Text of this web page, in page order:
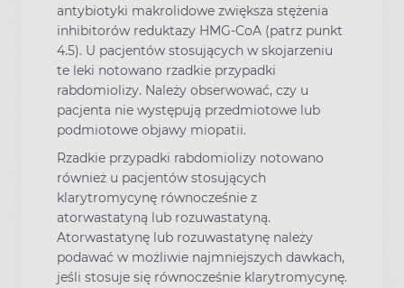
antybiotyki makrolidowe zwiększa stężenia
inhibitorów reduktazy HMG-CoA (patrz punkt
4.5). U pacjentów stosujących w skojarzeniu
te leki notowano rzadkie przypadki
rabdomiolizy. Należy obserwować, czy u
pacjenta nie występują przedmiotowe lub
podmiotowe objawy miopatii.
Rzadkie przypadki rabdomiolizy notowano
również u pacjentów stosujących
klarytromycynę równocześnie z
atorwastatyną lub rozuwastatyną.
Atorwastatynę lub rozuwastatynę należy
podawać w możliwie najmniejszych dawkach,
jeśli stosuje się równocześnie klarytromycynę.